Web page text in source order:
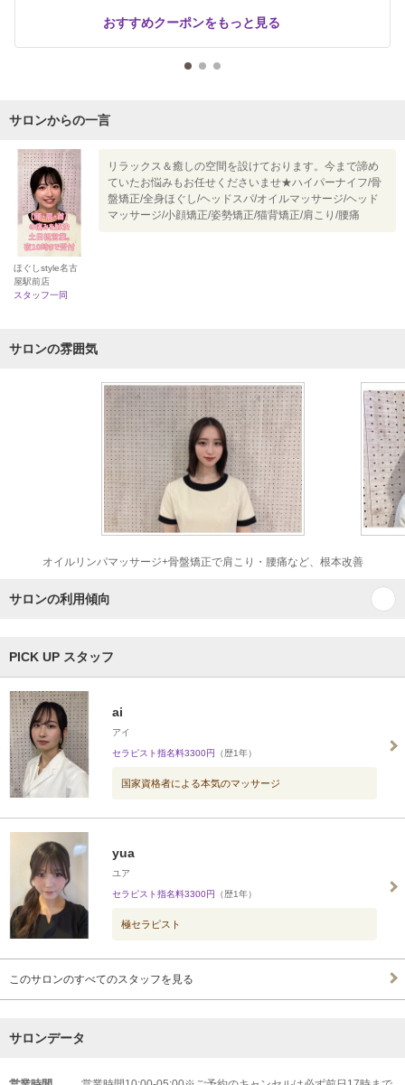
おすすめクーポンをもっと見る
サロンからの一言
ほぐしstyle名古
屋駅前店
スタッフ一同
リラックス＆癒しの空間を設けております。今まで諦め
ていたお悩みもお任せくださいませ★ハイパーナイフ/骨
盤矯正/全身ほぐし/ヘッドスパ/オイルマッサージ/ヘッド
マッサージ/小顔矯正/姿勢矯正/猫背矯正/肩こり/腰痛
サロンの雰囲気
オイルリンパマッサージ+骨盤矯正で肩こり・腰痛など、根本改善
サロンの利用傾向
PICK UP スタッフ
ai
アイ
セラピスト指名料3300円 （歴1年）
国家資格者による本気のマッサージ
yua
ユア
セラピスト指名料3300円 （歴1年）
極セラピスト
このサロンのすべてのスタッフを見る
サロンデータ